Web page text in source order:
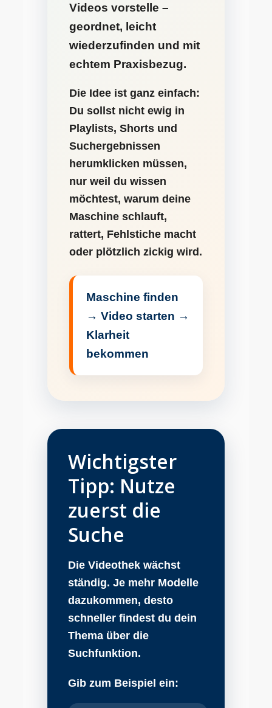
Videos vorstelle –
geordnet, leicht
wiederzufinden und mit
echtem Praxisbezug.
Die Idee ist ganz einfach:
Du sollst nicht ewig in
Playlists, Shorts und
Suchergebnissen
herumklicken müssen,
nur weil du wissen
möchtest, warum deine
Maschine schlauft,
rattert, Fehlstiche macht
oder plötzlich zickig wird.
Maschine finden
→ Video starten →
Klarheit
bekommen
Wichtigster
Tipp: Nutze
zuerst die
Suche
Die Videothek wächst
ständig. Je mehr Modelle
dazukommen, desto
schneller findest du dein
Thema über die
Suchfunktion.
Gib zum Beispiel ein: